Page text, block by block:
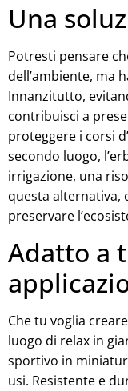
Una
Potresti pensare
dell’ambiente, ma
Innanzitutto,
contribuisci a
proteggere i corsi
secondo luogo,
irrigazione, una
questa alternativa,
preservare
Adatto a
Che tu voglia
luogo di relax in
sportivo in
usi. Resistente e